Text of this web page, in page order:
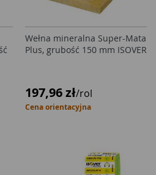
Wełna mineralna Super-Mata
Plus, grubość 150 mm ISOVER
197,96 zł/rol
Cena orientacyjna